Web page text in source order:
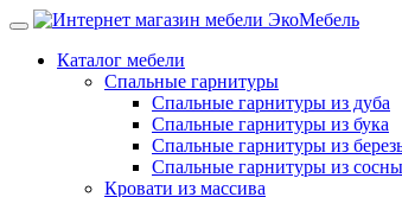
Каталог мебели
Спальные гарнитуры
Спальные гарнитуры из дуба
Спальные гарнитуры из бука
Спальные гарнитуры из
Спальные гарнитуры из сосны
Кровати из массива